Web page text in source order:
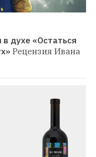
духе «Остаться
Рецензия Ивана